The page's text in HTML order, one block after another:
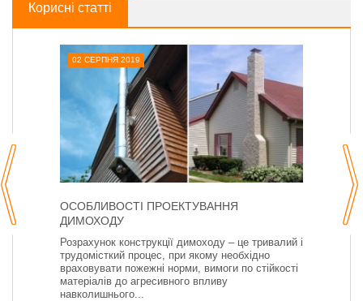
Корисні статті
02 СЕРПНЯ 2019
ОСОБЛИВОСТІ ПРОЕКТУВАННЯ
ДИМОХОДУ
Розрахунок конструкції димоходу – це тривалий і
трудомісткий процес, при якому необхідно
враховувати пожежні норми, вимоги по стійкості
матеріалів до агресивного впливу
навколишнього...